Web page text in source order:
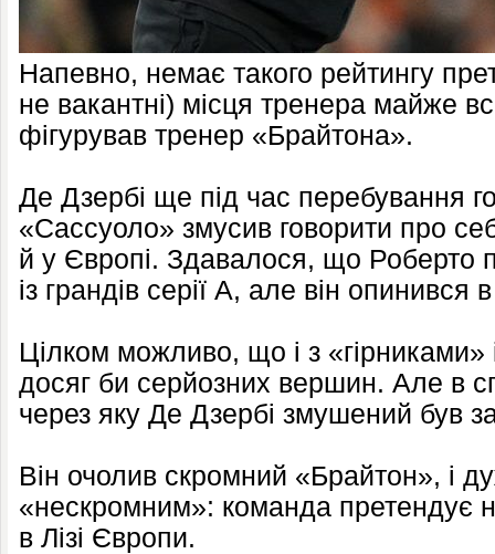
Напевно, немає такого рейтингу
не вакантні) місця тренера майже
фігурував тренер «Брайтона».
Де Дзербі ще під час перебування
«Сассуоло» змусив говорити про
й у Європі. Здавалося, що Роберто
із грандів серії А, але він опинився
Цілком можливо, що і з «гірниками»
досяг би серйозних вершин. Але в
через яку Де Дзербі змушений був
Він очолив скромний «Брайтон», і
«нескромним»: команда претендує
в Лізі Європи.